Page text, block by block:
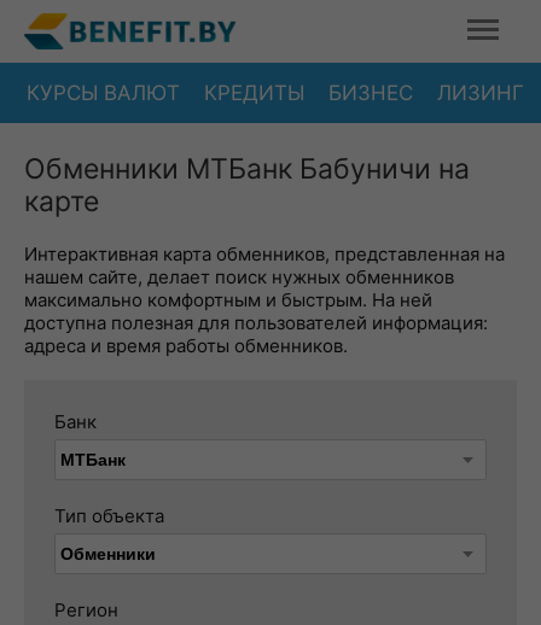
КУРСЫ ВАЛЮТ КРЕДИТЫ БИЗНЕС ЛИЗИНГ
Обменники МТБанк Бабуничи на
карте
Интерактивная карта обменников, представленная на
нашем сайте, делает поиск нужных обменников
максимально комфортным и быстрым. На ней
доступна полезная для пользователей информация:
адреса и время работы обменников.
Банк
Тип объекта
Регион